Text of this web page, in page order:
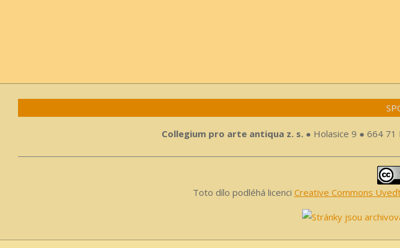
Collegium pro arte antiqua z. s. ● Holasice 9 ● 664 71
Toto dílo podléhá licenci Creative Commons